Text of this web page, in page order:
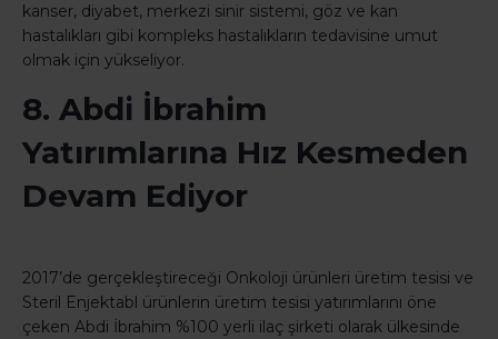
kanser, diyabet, merkezi sinir sistemi, göz ve kan
hastalıkları gibi kompleks hastalıkların tedavisine umut
olmak için yükseliyor.
8. Abdi İbrahim
Yatırımlarına Hız Kesmeden
Devam Ediyor
2017’de gerçekleştireceği Onkoloji ürünleri üretim tesisi ve
Steril Enjektabl ürünlerin üretim tesisi yatırımlarını öne
çeken Abdi İbrahim %100 yerli ilaç şirketi olarak ülkesinde